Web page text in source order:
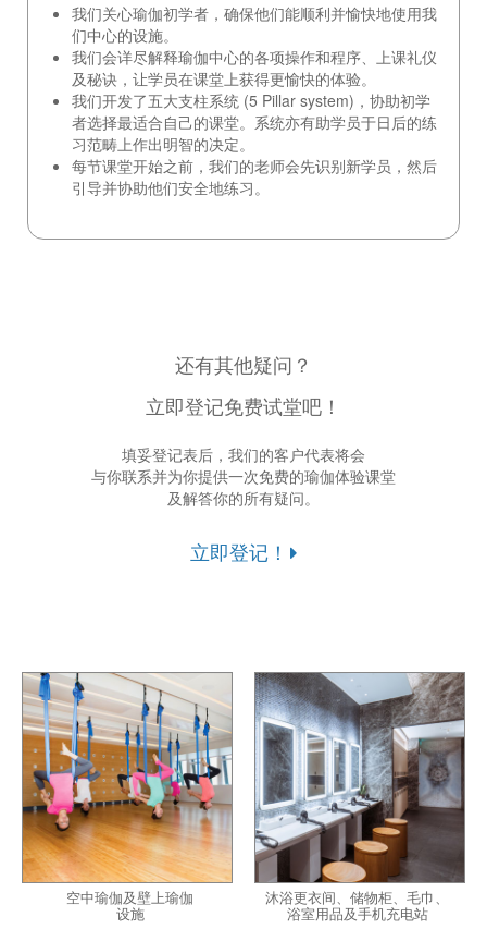
我们关心瑜伽初学者，确保他们能顺利并愉快地使用我
们中心的设施。
我们会详尽解释瑜伽中心的各项操作和程序、上课礼仪
及秘诀，让学员在课堂上获得更愉快的体验。
我们开发了五大支柱系统 (5 Pillar system)，协助初学
者选择最适合自己的课堂。系统亦有助学员于日后的练
习范畴上作出明智的决定。
每节课堂开始之前，我们的老师会先识别新学员，然后
引导并协助他们安全地练习。
还有其他疑问？
立即登记免费试堂吧！
填妥登记表后，我们的客户代表将会
与你联系并为你提供一次免费的瑜伽体验课堂
及解答你的所有疑问。
立即登记！
空中瑜伽及壁上瑜伽
设施
沐浴更衣间、储物柜、毛巾、
浴室用品及手机充电站